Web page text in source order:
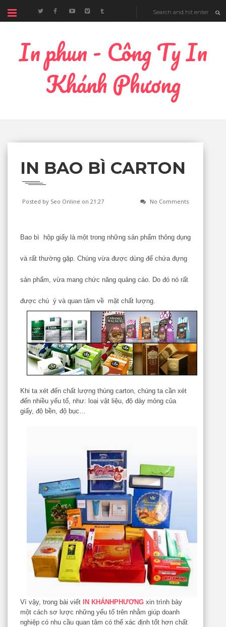
In phun - Công Ty In
Khánh Phương
IN BAO BÌ CARTON
Posted by Seo Online on 21:27 No Comments
Bao bì hộp giấy là một trong những sản phẩm thông dụng
và rất thường gặp. Chúng vừa được dùng để chứa đựng
sản phẩm, vừa mang chức năng quảng cáo. Do đó nó rất
được chú ý và quan tâm về mặt chất lượng.
Khi ta xét đến chất lượng thùng carton, chúng ta cần xét
đến nhiều yếu tố, như: loại vật liệu, độ dày mỏng của
giấy, độ bền, độ bục…
Vì vậy, trong bài viết IN KHÁNHPHƯƠNG xin trình bày
một cách sơ lược những yếu tố trên nhằm giúp doanh
nghiệp có nhu cầu quan tâm có thể xác định tốt hơn chất